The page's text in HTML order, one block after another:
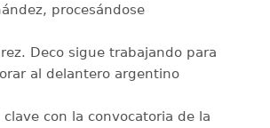
procesándose
Deco sigue trabajando para
al delantero argentino
clave con la convocatoria de la